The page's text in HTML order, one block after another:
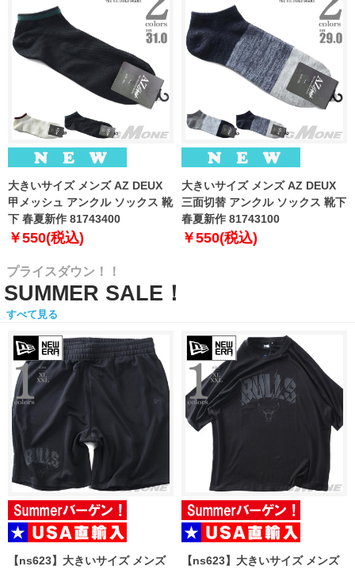
大きいサイズ メンズ AZ DEUX
甲メッシュ アンクル ソックス 靴
下 春夏新作 81743400
￥550(税込)
大きいサイズ メンズ AZ DEUX
三面切替 アンクル ソックス 靴下
春夏新作 81743100
￥550(税込)
プライスダウン！！
SUMMER SALE！
すべて見る
【ns623】大きいサイズ メンズ
【ns623】大きいサイズ メンズ